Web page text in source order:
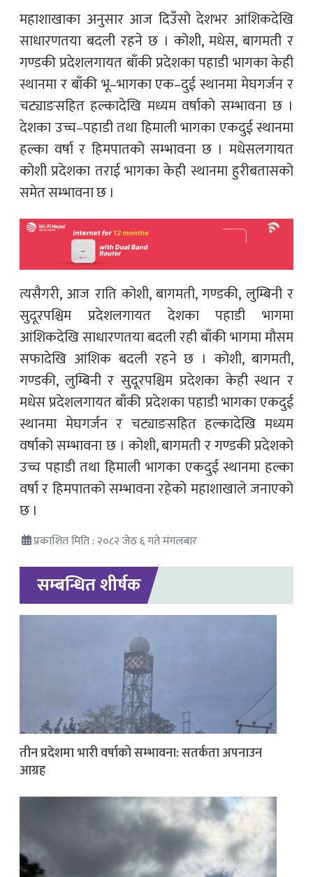
महाशाखाका अनुसार आज दिउँसो देशभर आंशिकदेखि
साधारणतया बदली रहने छ । कोशी, मधेस, बागमती र
गण्डकी प्रदेशलगायत बाँकी प्रदेशका पहाडी भागका केही
स्थानमा र बाँकी भू–भागका एक–दुई स्थानमा मेघगर्जन र
चट्याङसहित हल्कादेखि मध्यम वर्षाको सम्भावना छ ।
देशका उच्च–पहाडी तथा हिमाली भागका एकदुई स्थानमा
हल्का वर्षा र हिमपातको सम्भावना छ । मधेसलगायत
कोशी प्रदेशका तराई भागका केही स्थानमा हुरीबतासको
समेत सम्भावना छ ।
त्यसैगरी, आज राति कोशी, बागमती, गण्डकी, लुम्बिनी र
सुदूरपश्चिम प्रदेशलगायत देशका पहाडी भागमा
आंशिकदेखि साधारणतया बदली रही बाँकी भागमा मौसम
सफादेखि आंशिक बदली रहने छ । कोशी, बागमती,
गण्डकी, लुम्बिनी र सुदूरपश्चिम प्रदेशका केही स्थान र
मधेस प्रदेशलगायत बाँकी प्रदेशका पहाडी भागका एकदुई
स्थानमा मेघगर्जन र चट्याङसहित हल्कादेखि मध्यम
वर्षाको सम्भावना छ । कोशी, बागमती र गण्डकी प्रदेशको
उच्च पहाडी तथा हिमाली भागका एकदुई स्थानमा हल्का
वर्षा र हिमपातको सम्भावना रहेको महाशाखाले जनाएको
छ ।
प्रकाशित मिति : २०८२ जेठ ६ गते मंगलबार
सम्बन्धित शीर्षक
तीन प्रदेशमा भारी वर्षाको सम्भावना: सतर्कता अपनाउन
आग्रह